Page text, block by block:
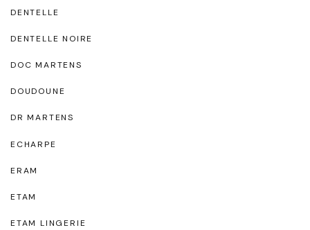
DENTELLE
DENTELLE NOIRE
DOC MARTENS
DOUDOUNE
DR MARTENS
ECHARPE
ERAM
ETAM
ETAM LINGERIE